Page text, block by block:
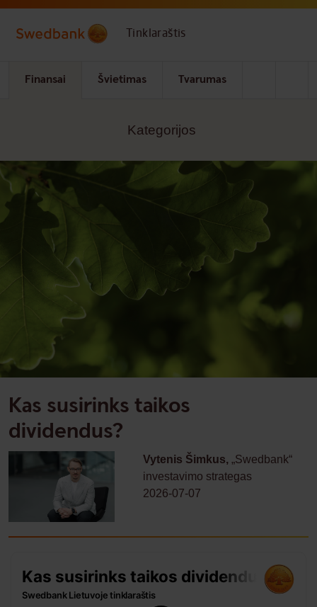
Skip to main content
Tinklaraštis
Finansai Švietimas Tvarumas
Kategorijos
Kas susirinks taikos
dividendus?
Vytenis Šimkus, „Swedbank“
investavimo strategas
2026-07-07